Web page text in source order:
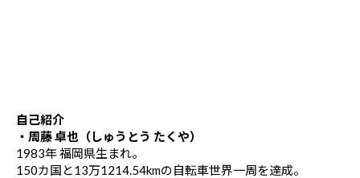
自己紹介
・周藤 卓也（しゅうとう たくや）
1983年 福岡県生まれ。
150カ国と13万1214.54kmの自転車世界一周を達成。